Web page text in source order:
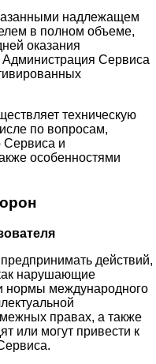
надлежащем
в полном объеме,
оказания
Администрация Сервиса
техническую
по вопросам,
Сервиса и
особенностями
действий,
нарушающие
нормы международного
правах, а также
или могут привести к